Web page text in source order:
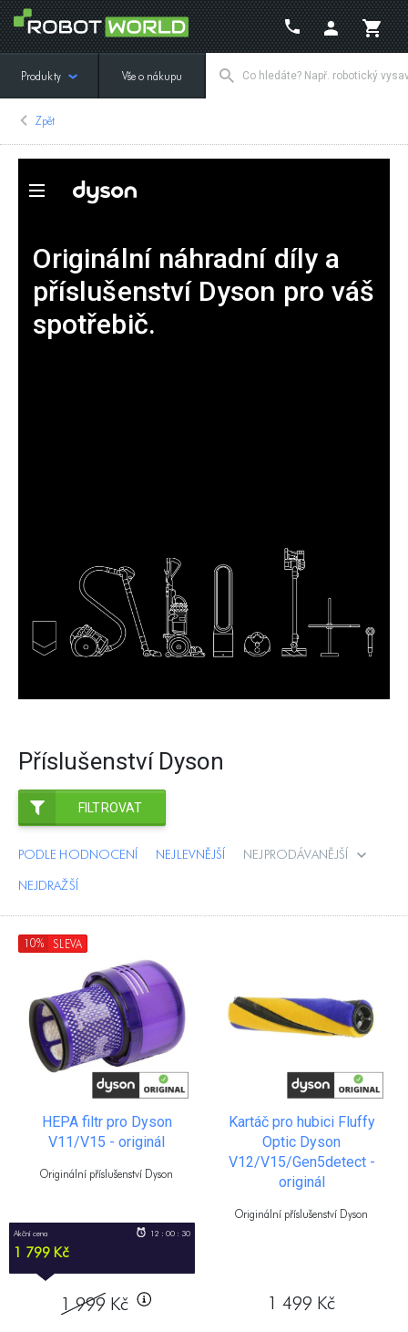
Produkty Vše o nákupu
Zpět
Originální náhradní díly a
příslušenství Dyson pro váš
spotřebič.
Příslušenství Dyson
FILTROVAT
PODLE HODNOCENÍ NEJLEVNĚJŠÍ
NEJPRODÁVANĚJŠÍ
NEJDRAŽŠÍ
HEPA filtr pro Dyson
V11/V15 - originál
Originální příslušenství Dyson
10% SLEVA
Akční cena
1 799 Kč
12 : 00 : 29
1 999 Kč
Kartáč pro hubici Fluffy
Optic Dyson
V12/V15/Gen5detect -
originál
Originální příslušenství Dyson
1 499 Kč